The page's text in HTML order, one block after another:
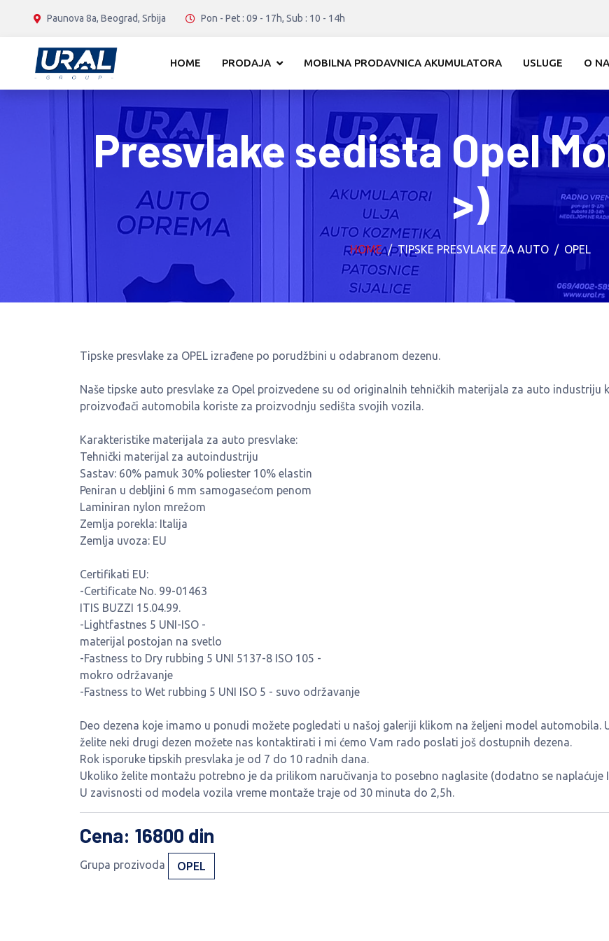
Paunova 8a, Beograd, Srbija Pon - Pet : 09 - 17h, Sub : 10 - 14h
HOME PRODAJA MOBILNA PRODAVNICA AKUMULATORA USLUGE O
Presvlake sedista Opel
>)
HOME TIPSKE PRESVLAKE ZA AUTO OPEL
Tipske presvlake za OPEL izrađene po porudžbini u odabranom dezenu.
Naše tipske auto presvlake za Opel proizvedene su od originalnih tehničkih materijala za auto industriju
proizvođači automobila koriste za proizvodnju sedišta svojih vozila.
Karakteristike materijala za auto presvlake:
Tehnički materijal za autoindustriju
Sastav: 60% pamuk 30% poliester 10% elastin
Peniran u debljini 6 mm samogasećom penom
Laminiran nylon mrežom
Zemlja porekla: Italija
Zemlja uvoza: EU
Certifikati EU:
-Certificate No. 99-01463
ITIS BUZZI 15.04.99.
-Lightfastnes 5 UNI-ISO -
materijal postojan na svetlo
-Fastness to Dry rubbing 5 UNI 5137-8 ISO 105 -
mokro održavanje
-Fastness to Wet rubbing 5 UNI ISO 5 - suvo održavanje
Deo dezena koje imamo u ponudi možete pogledati u našoj galeriji klikom na željeni model automobila.
želite neki drugi dezen možete nas kontaktirati i mi ćemo Vam rado poslati još dostupnih dezena.
Rok isporuke tipskih presvlaka je od 7 do 10 radnih dana.
Ukoliko želite montažu potrebno je da prilikom naručivanja to posebno naglasite (dodatno se naplaćuje
U zavisnosti od modela vozila vreme montaže traje od 30 minuta do 2,5h.
Cena: 16800 din
Grupa prozivoda OPEL